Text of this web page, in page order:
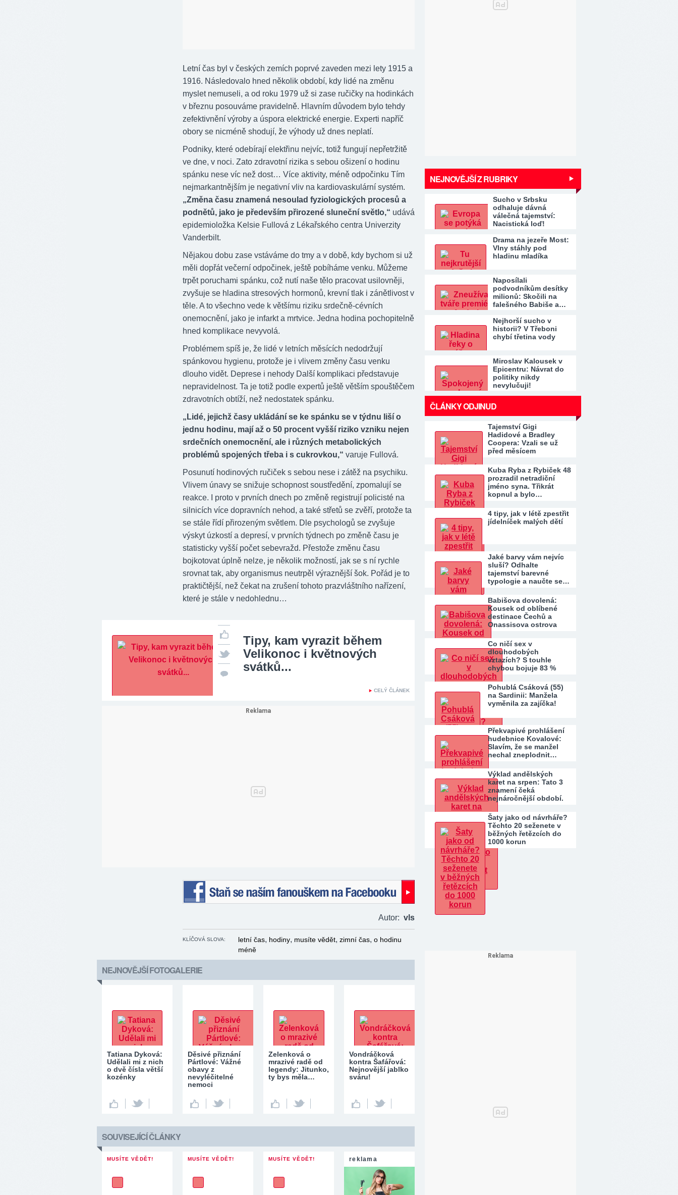
Letní čas byl v českých zemích poprvé zaveden mezi lety 1915 a
1916. Následovalo hned několik období, kdy lidé na změnu
myslet nemuseli, a od roku 1979 už si zase ručičky na hodinkách
v březnu posouváme pravidelně. Hlavním důvodem bylo tehdy
zefektivnění výroby a úspora elektrické energie. Experti napříč
obory se nicméně shodují, že výhody už dnes neplatí.
Podniky, které odebírají elektřinu nejvíc, totiž fungují nepřetržitě
ve dne, v noci. Zato zdravotní rizika s sebou ošizení o hodinu
spánku nese víc než dost… Více aktivity, méně odpočinku Tím
nejmarkantnějším je negativní vliv na kardiovaskulární systém.
„Změna času znamená nesoulad fyziologických procesů a
podnětů, jako je především přirozené sluneční světlo,“ udává
epidemioložka Kelsie Fullová z Lékařského centra Univerzity
Vanderbilt.
Nějakou dobu zase vstáváme do tmy a v době, kdy bychom si už
měli dopřát večerní odpočinek, ještě pobíháme venku. Můžeme
trpět poruchami spánku, což nutí naše tělo pracovat usilovněji,
zvyšuje se hladina stresových hormonů, krevní tlak i zánětlivost v
těle. A to všechno vede k většímu riziku srdečně-cévních
onemocnění, jako je infarkt a mrtvice. Jedna hodina pochopitelně
hned komplikace nevyvolá.
Problémem spíš je, že lidé v letních měsících nedodržují
spánkovou hygienu, protože je i vlivem změny času venku
dlouho vidět. Deprese i nehody Další komplikaci představuje
nepravidelnost. Ta je totiž podle expertů ještě větším spouštěčem
zdravotních obtíží, než nedostatek spánku.
„Lidé, jejichž časy ukládání se ke spánku se v týdnu liší o
jednu hodinu, mají až o 50 procent vyšší riziko vzniku nejen
srdečních onemocnění, ale i různých metabolických
problémů spojených třeba i s cukrovkou,“ varuje Fullová.
Posunutí hodinových ručiček s sebou nese i zátěž na psychiku.
Vlivem únavy se snižuje schopnost soustředění, zpomalují se
reakce. I proto v prvních dnech po změně registrují policisté na
silnicích více dopravních nehod, a také střetů se zvěří, protože ta
se stále řídí přirozeným světlem. Dle psychologů se zvyšuje
výskyt úzkostí a depresí, v prvních týdnech po změně času je
statisticky vyšší počet sebevražd. Přestože změnu času
bojkotovat úplně nelze, je několik možností, jak se s ní rychle
srovnat tak, aby organismus neutrpěl výraznější šok. Pořád je to
praktičtější, než čekat na zrušení tohoto prazvláštního nařízení,
které je stále v nedohlednu…
Tipy, kam vyrazit během
Velikonoc i květnových
svátků...
CELÝ ČLÁNEK
Autor: vls
KLÍČOVÁ SLOVA: letní čas, hodiny, musíte vědět, zimní čas, o hodinu
méně
NEJNOVĚJŠÍ FOTOGALERIE
Tatiana Dyková:
Udělali mi z nich
o dvě čísla větší
kozénky
Děsivé přiznání
Pártlové: Vážné
obavy z
nevyléčitelné
nemoci
Zelenková o
mrazivé radě od
legendy: Jitunko,
ty bys měla…
Vondráčková
kontra Šafářová:
Nejnovější jablko
sváru!
SOUVISEJÍCÍ ČLÁNKY
MUSÍTE VĚDĚT! MUSÍTE VĚDĚT! MUSÍTE VĚDĚT! reklama
NEJNOVĚJŠÍ Z RUBRIKY
Sucho v Srbsku
odhaluje dávná
válečná tajemství:
Nacistická loď!
Drama na jezeře Most:
Vlny stáhly pod
hladinu mladíka
Naposílali
podvodníkům desítky
milionů: Skočili na
falešného Babiše a…
Nejhorší sucho v
historii? V Třeboni
chybí třetina vody
Miroslav Kalousek v
Epicentru: Návrat do
politiky nikdy
nevylučuji!
ČLÁNKY ODJINUD
Tajemství Gigi
Hadidové a Bradley
Coopera: Vzali se už
před měsícem
Kuba Ryba z Rybiček 48
prozradil netradiční
jméno syna. Třikrát
kopnul a bylo…
4 tipy, jak v létě zpestřit
jídelníček malých dětí
Jaké barvy vám nejvíc
sluší? Odhalte
tajemství barevné
typologie a naučte se…
Babišova dovolená:
Kousek od oblíbené
destinace Čechů a
Onassisova ostrova
Co ničí sex v
dlouhodobých
vztazích? S touhle
chybou bojuje 83 %
párů. Patříte…
Pohublá Csáková (55)
na Sardinii: Manžela
vyměnila za zajíčka!
Překvapivé prohlášení
hudebnice Kovalové:
Slavím, že se manžel
nechal zneplodnit…
Výklad andělských
karet na srpen: Tato 3
znamení čeká
nejnáročnější období.
Šaty jako od návrháře?
Těchto 20 seženete v
běžných řetězcích do
1000 korun